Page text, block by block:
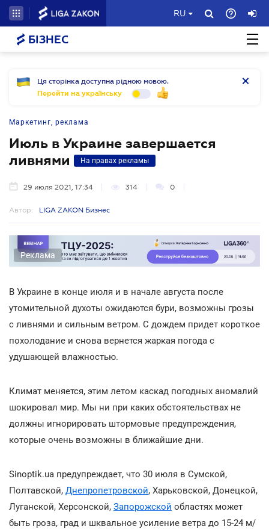
RU
БІЗНЕС
Ця сторінка доступна рідною мовою.
Перейти на українську
Маркетинг, реклама
Июль в Украине завершается
ливнями
На правах рекламы
29 июля 2021, 17:34 314 0
Автор: LIGA ZAKON Бизнес
Реклама
В Украине в конце июля и в начале августа после
утомительной духоты ожидаются бури, возможны грозы
с ливнями и сильным ветром. С дождем придет короткое
похолодание и снова вернется жаркая погода с
удушающей влажностью.
Климат меняется, этим летом каскад погодных аномалий
шокировал мир. Мы ни при каких обстоятельствах не
должны игнорировать штормовые предупреждения,
которые очень возможны в ближайшие дни.
Sinoptik.ua предупреждает, что 30 июля в Сумской,
Полтавской, Днепропетровской, Харьковской, Донецкой,
Луганской, Херсонской, Запорожской областях может
быть гроза, град и шквальное усиление ветра до 15-24 м/